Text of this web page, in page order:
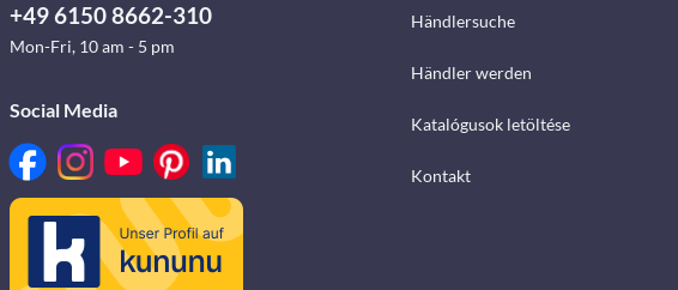
+49 6150 8662-310
Mon-Fri, 10 am - 5 pm
Social Media
Händlersuche
Händler werden
Katalógusok letöltése
Kontakt